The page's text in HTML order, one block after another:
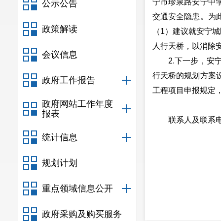
公示公告
政策解读
会议信息
政府工作报告
政府网站工作年度
报表
统计信息
规划计划
重点领域信息公开
政府采购及购买服务
宁市珍泉路安宁中
交通安全隐患。为
（1）建议就安宁
人行天桥，以消除
2.下一步，安
行天桥的规划方案
工程项目申报规定
联系人及联系